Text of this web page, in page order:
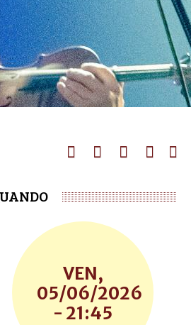
VEN,
05/06/2026
- 21:45